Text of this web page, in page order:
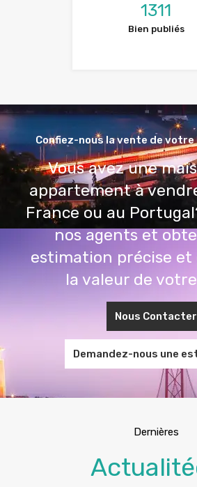
1311
Bien publiés
Confiez-nous la vente de votre
Vous avez une
appartement à
France ou au
nos agents et
estimation précise
la valeur de
Nous Contacter
Demandez-nous une
Dernières